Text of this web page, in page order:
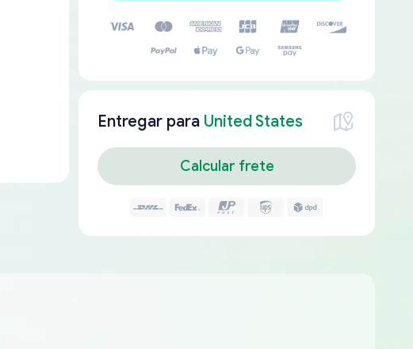
Entregar para United States
Calcular frete